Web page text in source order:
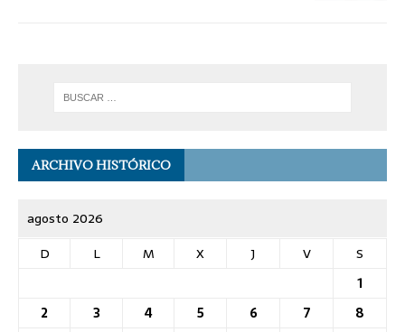
ARCHIVO HISTÓRICO
agosto 2026
D
L M X J V
S
1
2
3 4 5 6 7
8